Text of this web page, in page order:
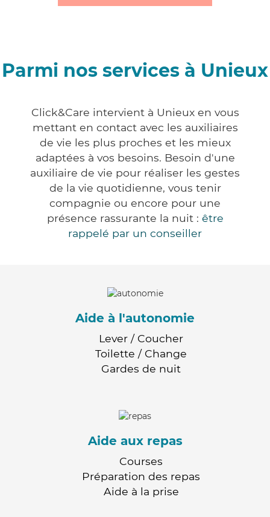
Parmi nos services à Unieux
Click&Care intervient à Unieux en vous
mettant en contact avec les auxiliaires
de vie les plus proches et les mieux
adaptées à vos besoins. Besoin d'une
auxiliaire de vie pour réaliser les gestes
de la vie quotidienne, vous tenir
compagnie ou encore pour une
présence rassurante la nuit : être
rappelé par un conseiller
Aide à l'autonomie
Lever / Coucher
Toilette / Change
Gardes de nuit
Aide aux repas
Courses
Préparation des repas
Aide à la prise